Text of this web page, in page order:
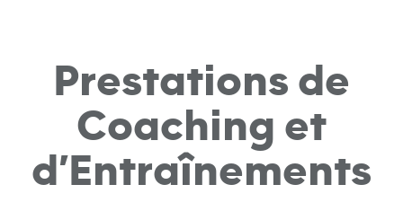
Prestations de
Coaching et
d’Entraînements